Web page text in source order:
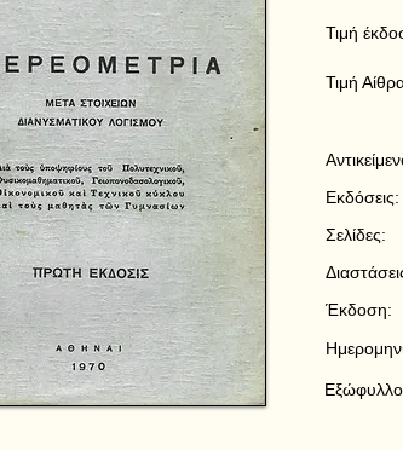
Τιμή
Τιμή
Εκδόσεις:
Σελίδες:
Έκδοση: